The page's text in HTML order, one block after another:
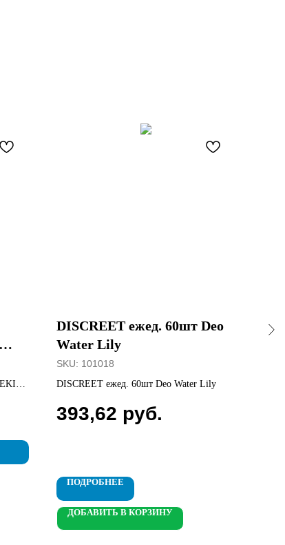
DISCREET ежед. 60шт Deo
Water Lily
SKU: 101018
DISCREET ежед. 60шт Deo Water Lily
393,62 руб.
ПОДРОБНЕЕ
ДОБАВИТЬ В КОРЗИНУ